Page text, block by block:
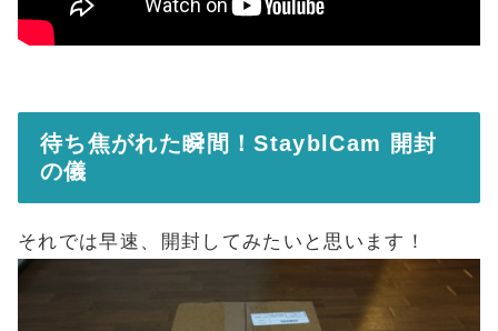
待ち焦がれた瞬間！StayblCam 開封
の儀
それでは早速、開封してみたいと思います！